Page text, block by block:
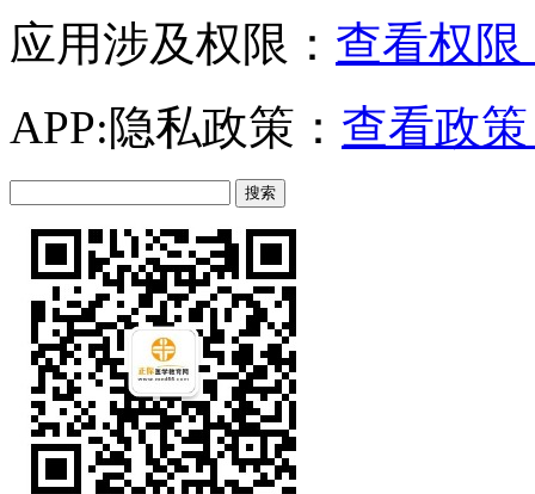
应用涉及权限： 查看权限
APP:隐私政策： 查看政